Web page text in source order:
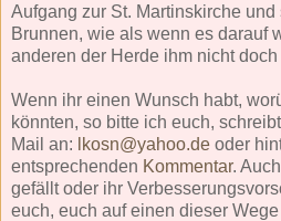
Aufgang zur St. Martinskirche
Brunnen, wie als wenn es darauf
anderen der Herde ihm nicht
Wenn ihr einen Wunsch habt,
könnten, so bitte ich euch,
Mail an:
lkosn@yahoo.de oder
entsprechenden Kommentar.
gefällt oder ihr
euch, euch auf einen dieser